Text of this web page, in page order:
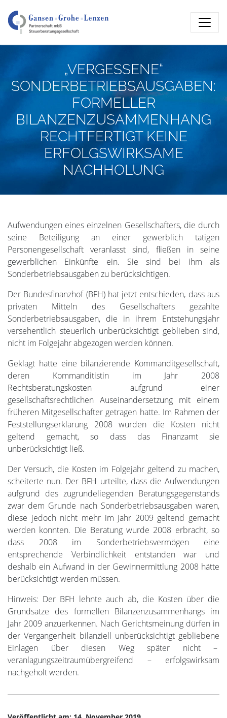
„VERGESSENE“
SONDERBETRIEBSAUSGABEN:
FORMELLER
BILANZENZUSAMMENHANG
RECHTFERTIGT KEINE
ERFOLGSWIRKSAME
NACHHOLUNG
Aufwendungen eines einzelnen Gesellschafters, die durch
seine Beteiligung an einer gewerblich tätigen
Personengesellschaft veranlasst sind, fließen in seine
gewerblichen Einkünfte ein. Sie sind bei ihm als
Sonderbetriebsausgaben zu berücksichtigen.
Der Bundesfinanzhof (BFH) hat jetzt entschieden, dass aus
privaten Mitteln des Gesellschafters gezahlte
Sonderbetriebsausgaben, die in ihrem Entstehungsjahr
versehentlich steuerlich unberücksichtigt geblieben sind,
nicht im Folgejahr abgezogen werden können.
Geklagt hatte eine bilanzierende Kommanditgesellschaft,
deren Kommanditistin im Jahr 2008
Rechtsberatungskosten aufgrund einer
gesellschaftsrechtlichen Auseinandersetzung mit einem
früheren Mitgesellschafter getragen hatte. Im Rahmen der
Feststellungserklärung 2008 wurden die Kosten nicht
geltend gemacht, so dass das Finanzamt sie
unberücksichtigt ließ.
Der Versuch, die Kosten im Folgejahr geltend zu machen,
scheiterte nun. Der BFH urteilte, dass die Aufwendungen
aufgrund des zugrundeliegenden Beratungsgegenstands
zwar dem Grunde nach Sonderbetriebsausgaben waren,
diese jedoch nicht mehr im Jahr 2009 geltend gemacht
werden konnten. Die Beratung wurde 2008 erbracht, so
dass 2008 im Sonderbetriebsvermögen eine
entsprechende Verbindlichkeit entstanden war und
deshalb ein Aufwand in der Gewinnermittlung 2008 hätte
berücksichtigt werden müssen.
Hinweis: Der BFH lehnte auch ab, die Kosten über die
Grundsätze des formellen Bilanzenzusammenhangs im
Jahr 2009 anzuerkennen. Nach Gerichtsmeinung dürfen in
der Vergangenheit bilanziell unberücksichtigt gebliebene
Einlagen über diesen Weg später nicht –
veranlagungszeitraumübergreifend – erfolgswirksam
nachgeholt werden.